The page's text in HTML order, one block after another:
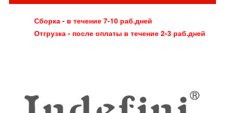
Сборка - в течение 7-10 раб.дней
Отгрузка - после оплаты в течение 2-3 раб.дней